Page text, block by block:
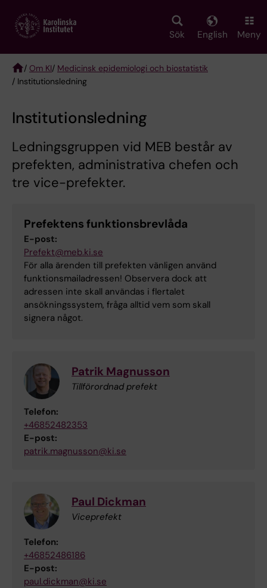
main
Sök English Meny
Breadcrumb
/ Om KI/ Medicinsk epidemiologi och biostatistik
/ Institutionsledning
Institutionsledning
Ledningsgruppen vid MEB består av
prefekten, administrativa chefen och
tre vice-prefekter.
Prefektens funktionsbrevlåda
E-post:
Prefekt@meb.ki.se
För alla ärenden till prefekten vänligen använd
funktionsmailadressen! Observera dock att
adressen inte skall användas i flertalet
ansökningssystem, fråga alltid vem som skall
signera något.
Patrik Magnusson
Tillförordnad prefekt
Telefon:
+46852482353
E-post:
patrik.magnusson@ki.se
Paul Dickman
Viceprefekt
Telefon:
+46852486186
E-post:
paul.dickman@ki.se